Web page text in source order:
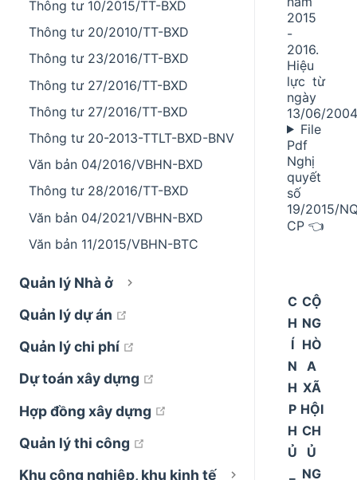
Thông tư 10/2015/TT-BXD
Thông tư 20/2010/TT-BXD
Thông tư 23/2016/TT-BXD
Thông tư 27/2016/TT-BXD
Thông tư 27/2016/TT-BXD
Thông tư 20-2013-TTLT-BXD-BNV
Văn bản 04/2016/VBHN-BXD
Thông tư 28/2016/TT-BXD
Văn bản 04/2021/VBHN-BXD
Văn bản 11/2015/VBHN-BTC
Quản lý Nhà ở
Quản lý dự án
Quản lý chi phí
Dự toán xây dựng
Hợp đồng xây dựng
open in new window
Quản lý thi công
Khu công nghiệp, khu kinh tế
2015
-
2016.
Hiệu
lực từ
ngày
13/06/
File
Pdf
Nghị
quyết
số
19/2015/
CP 👈
C
H
Í
N
H
P
H
Ủ
CỘ
NG
HÒ
A
XÃ
HỘI
CH
Ủ
NG